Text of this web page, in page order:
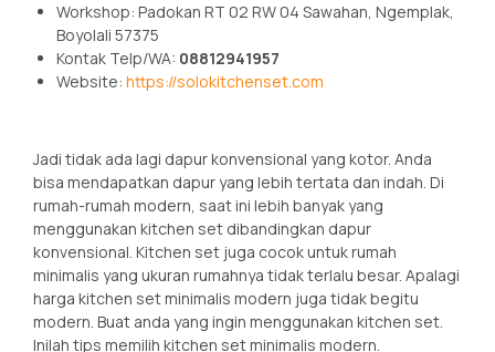
Workshop: Padokan RT 02 RW 04 Sawahan, Ngemplak,
Boyolali 57375
Kontak Telp/WA: 08812941957
Website: https://solokitchenset.com
Jadi tidak ada lagi dapur konvensional yang kotor. Anda
bisa mendapatkan dapur yang lebih tertata dan indah. Di
rumah-rumah modern, saat ini lebih banyak yang
menggunakan kitchen set dibandingkan dapur
konvensional. Kitchen set juga cocok untuk rumah
minimalis yang ukuran rumahnya tidak terlalu besar. Apalagi
harga kitchen set minimalis modern juga tidak begitu
modern. Buat anda yang ingin menggunakan kitchen set.
Inilah tips memilih kitchen set minimalis modern.